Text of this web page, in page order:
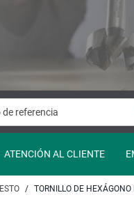
ATENCIÓN AL CLIENTE
TORNILLO DE